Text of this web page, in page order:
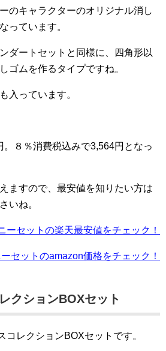
のキャラクターのオリジナル消し
っています。
ダートセットと同様に、四角形以
ゴムを作るタイプですね。
入っています。
。８％消費税込みで3,564円となっ
ますので、最安値を知りたい方は
いね。
ーセットの楽天最安値をチェック！
セットのamazon価格をチェック！
クションBOXセット
コレクションBOXセットです。